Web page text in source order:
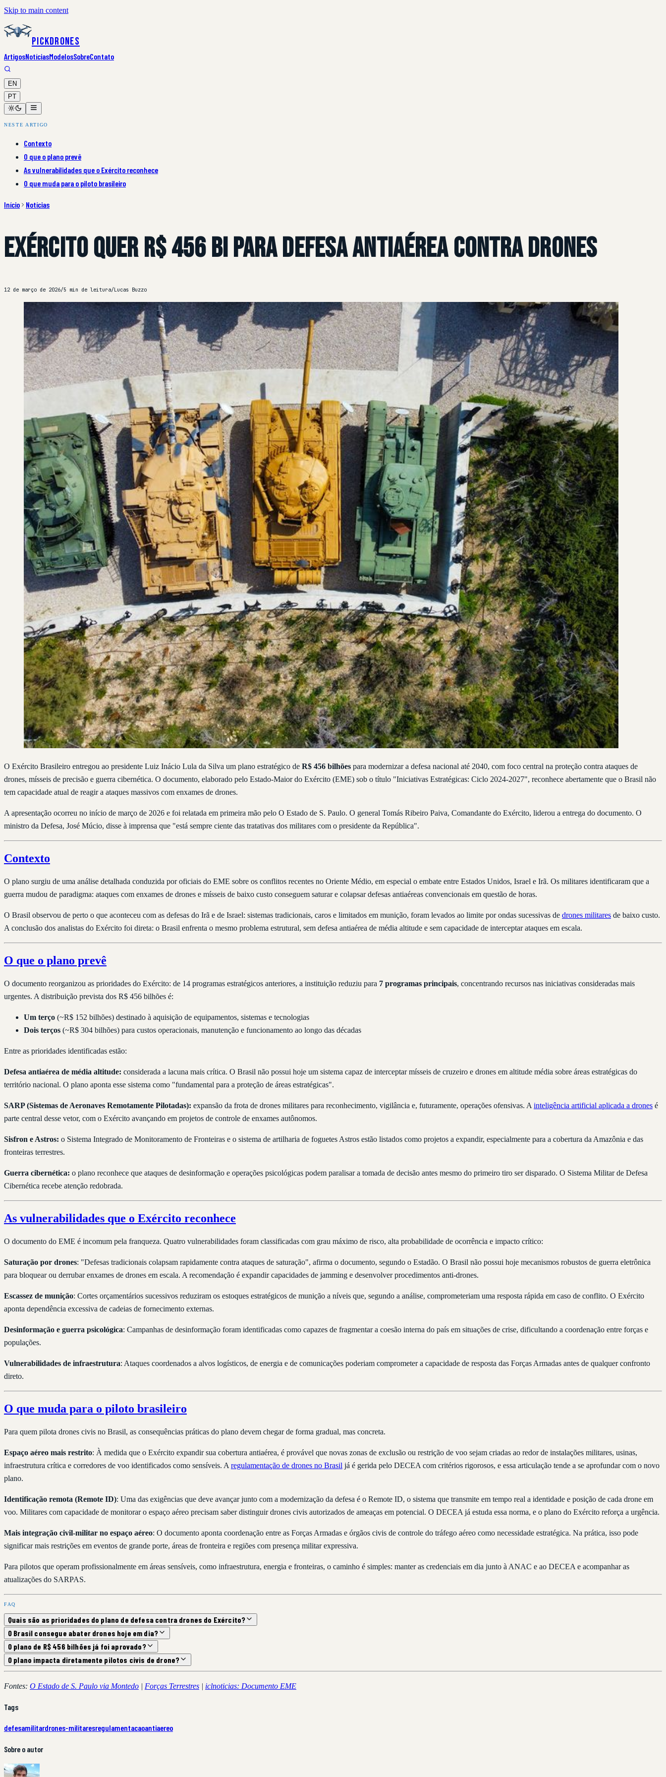
Skip to main content
PickDrones
ArtigosNotíciasModelosSobreContato
EN
PT
NESTE ARTIGO
Contexto
O que o plano prevê
As vulnerabilidades que o Exército reconhece
O que muda para o piloto brasileiro
Início Notícias
Exército quer R$ 456 bi para defesa antiaérea contra drones
12 de março de 2026/5 min de leitura/Lucas Buzzo
O Exército Brasileiro entregou ao presidente Luiz Inácio Lula da Silva um plano estratégico de R$ 456 bilhões para modernizar a defesa nacional até 2040, com foco central na proteção contra ataques de
drones, mísseis de precisão e guerra cibernética. O documento, elaborado pelo Estado-Maior do Exército (EME) sob o título "Iniciativas Estratégicas: Ciclo 2024-2027", reconhece abertamente que o Brasil não
tem capacidade atual de reagir a ataques massivos com enxames de drones.
A apresentação ocorreu no início de março de 2026 e foi relatada em primeira mão pelo O Estado de S. Paulo. O general Tomás Ribeiro Paiva, Comandante do Exército, liderou a entrega do documento. O
ministro da Defesa, José Múcio, disse à imprensa que "está sempre ciente das tratativas dos militares com o presidente da República".
Contexto
O plano surgiu de uma análise detalhada conduzida por oficiais do EME sobre os conflitos recentes no Oriente Médio, em especial o embate entre Estados Unidos, Israel e Irã. Os militares identificaram que a
guerra mudou de paradigma: ataques com enxames de drones e mísseis de baixo custo conseguem saturar e colapsar defesas antiaéreas convencionais em questão de horas.
O Brasil observou de perto o que aconteceu com as defesas do Irã e de Israel: sistemas tradicionais, caros e limitados em munição, foram levados ao limite por ondas sucessivas de drones militares de baixo custo.
A conclusão dos analistas do Exército foi direta: o Brasil enfrenta o mesmo problema estrutural, sem defesa antiaérea de média altitude e sem capacidade de interceptar ataques em escala.
O que o plano prevê
O documento reorganizou as prioridades do Exército: de 14 programas estratégicos anteriores, a instituição reduziu para 7 programas principais, concentrando recursos nas iniciativas consideradas mais
urgentes. A distribuição prevista dos R$ 456 bilhões é:
Um terço (~R$ 152 bilhões) destinado à aquisição de equipamentos, sistemas e tecnologias
Dois terços (~R$ 304 bilhões) para custos operacionais, manutenção e funcionamento ao longo das décadas
Entre as prioridades identificadas estão:
Defesa antiaérea de média altitude: considerada a lacuna mais crítica. O Brasil não possui hoje um sistema capaz de interceptar mísseis de cruzeiro e drones em altitude média sobre áreas estratégicas do
território nacional. O plano aponta esse sistema como "fundamental para a proteção de áreas estratégicas".
SARP (Sistemas de Aeronaves Remotamente Pilotadas): expansão da frota de drones militares para reconhecimento, vigilância e, futuramente, operações ofensivas. A inteligência artificial aplicada a drones é
parte central desse vetor, com o Exército avançando em projetos de controle de enxames autônomos.
Sisfron e Astros: o Sistema Integrado de Monitoramento de Fronteiras e o sistema de artilharia de foguetes Astros estão listados como projetos a expandir, especialmente para a cobertura da Amazônia e das
fronteiras terrestres.
Guerra cibernética: o plano reconhece que ataques de desinformação e operações psicológicas podem paralisar a tomada de decisão antes mesmo do primeiro tiro ser disparado. O Sistema Militar de Defesa
Cibernética recebe atenção redobrada.
As vulnerabilidades que o Exército reconhece
O documento do EME é incomum pela franqueza. Quatro vulnerabilidades foram classificadas com grau máximo de risco, alta probabilidade de ocorrência e impacto crítico:
Saturação por drones: "Defesas tradicionais colapsam rapidamente contra ataques de saturação", afirma o documento, segundo o Estadão. O Brasil não possui hoje mecanismos robustos de guerra eletrônica
para bloquear ou derrubar enxames de drones em escala. A recomendação é expandir capacidades de jamming e desenvolver procedimentos anti-drones.
Escassez de munição: Cortes orçamentários sucessivos reduziram os estoques estratégicos de munição a níveis que, segundo a análise, comprometeriam uma resposta rápida em caso de conflito. O Exército
aponta dependência excessiva de cadeias de fornecimento externas.
Desinformação e guerra psicológica: Campanhas de desinformação foram identificadas como capazes de fragmentar a coesão interna do país em situações de crise, dificultando a coordenação entre forças e
populações.
Vulnerabilidades de infraestrutura: Ataques coordenados a alvos logísticos, de energia e de comunicações poderiam comprometer a capacidade de resposta das Forças Armadas antes de qualquer confronto
direto.
O que muda para o piloto brasileiro
Para quem pilota drones civis no Brasil, as consequências práticas do plano devem chegar de forma gradual, mas concreta.
Espaço aéreo mais restrito: À medida que o Exército expandir sua cobertura antiaérea, é provável que novas zonas de exclusão ou restrição de voo sejam criadas ao redor de instalações militares, usinas,
infraestrutura crítica e corredores de voo identificados como sensíveis. A regulamentação de drones no Brasil já é gerida pelo DECEA com critérios rigorosos, e essa articulação tende a se aprofundar com o novo
plano.
Identificação remota (Remote ID): Uma das exigências que deve avançar junto com a modernização da defesa é o Remote ID, o sistema que transmite em tempo real a identidade e posição de cada drone em
voo. Militares com capacidade de monitorar o espaço aéreo precisam saber distinguir drones civis autorizados de ameaças em potencial. O DECEA já estuda essa norma, e o plano do Exército reforça a urgência.
Mais integração civil-militar no espaço aéreo: O documento aponta coordenação entre as Forças Armadas e órgãos civis de controle do tráfego aéreo como necessidade estratégica. Na prática, isso pode
significar mais restrições em eventos de grande porte, áreas de fronteira e regiões com presença militar expressiva.
Para pilotos que operam profissionalmente em áreas sensíveis, como infraestrutura, energia e fronteiras, o caminho é simples: manter as credenciais em dia junto à ANAC e ao DECEA e acompanhar as
atualizações do SARPAS.
FAQ
Quais são as prioridades do plano de defesa contra drones do Exército?
O Brasil consegue abater drones hoje em dia?
O plano de R$ 456 bilhões já foi aprovado?
O plano impacta diretamente pilotos civis de drone?
Fontes: O Estado de S. Paulo via Montedo | Forças Terrestres | iclnoticias: Documento EME
Tags
defesamilitardrones-militaresregulamentacaoantiaereo
Sobre o autor